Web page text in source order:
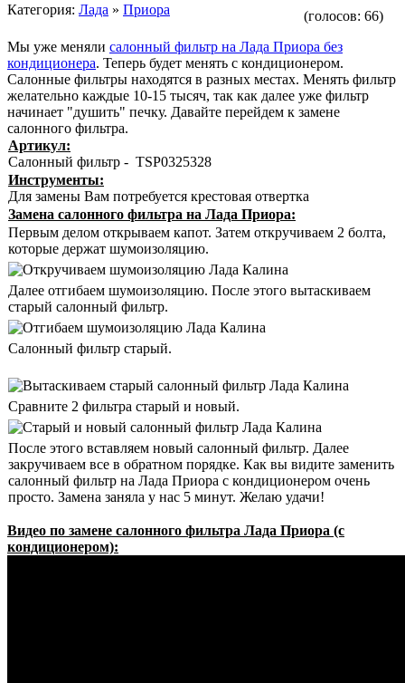
(голосов: 66)
Категория: Лада » Приора
Мы уже меняли салонный фильтр на Лада Приора без
кондиционера. Теперь будет менять с кондиционером.
Салонные фильтры находятся в разных местах. Менять фильтр
желательно каждые 10-15 тысяч, так как далее уже фильтр
начинает "душить" печку. Давайте перейдем к замене
салонного фильтра.
Артикул:
Салонный фильтр - TSP0325328
Инструменты:
Для замены Вам потребуется крестовая отвертка
Замена салонного фильтра на Лада Приора:
Первым делом открываем капот. Затем откручиваем 2 болта,
которые держат шумоизоляцию.
Далее отгибаем шумоизоляцию. После этого вытаскиваем
старый салонный фильтр.
Салонный фильтр старый.
Сравните 2 фильтра старый и новый.
После этого вставляем новый салонный фильтр. Далее
закручиваем все в обратном порядке. Как вы видите заменить
салонный фильтр на Лада Приора с кондиционером очень
просто. Замена заняла у нас 5 минут. Желаю удачи!
Видео по замене салонного фильтра Лада Приора (с
кондиционером):